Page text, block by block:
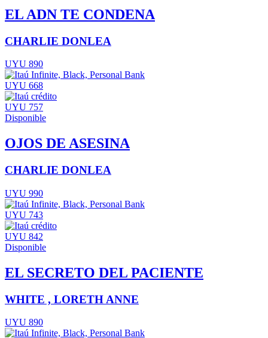
EL ADN TE CONDENA
CHARLIE DONLEA
UYU 890
UYU 668
UYU 757
Disponible
OJOS DE ASESINA
CHARLIE DONLEA
UYU 990
UYU 743
UYU 842
Disponible
EL SECRETO DEL PACIENTE
WHITE , LORETH ANNE
UYU 890